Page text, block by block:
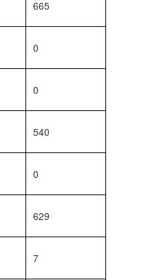
665
0
0
540
0
629
7